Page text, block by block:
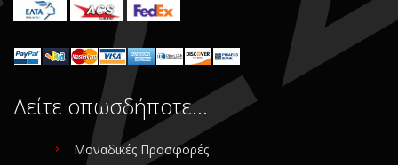
Δείτε οπωσδήποτε…
Μοναδικές Προσφορές